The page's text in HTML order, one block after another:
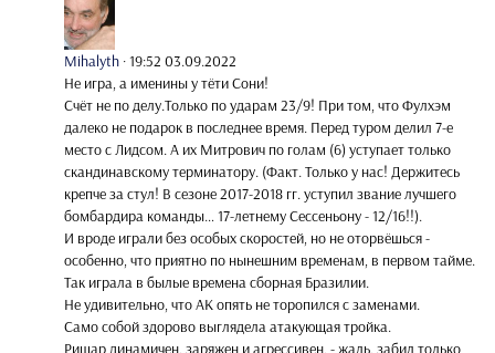
Mihalyth ·19:52 03.09.2022
Не игра, а именины у тёти Сони!
Счёт не по делу.Только по ударам 23/9! При том, что Фулхэм
далеко не подарок в последнее время. Перед туром делил 7-е
место с Лидсом. А их Митрович по голам (6) уступает только
скандинавскому терминатору. (Факт. Только у нас! Держитесь
крепче за стул! В сезоне 2017-2018 гг. уступил звание лучшего
бомбардира команды… 17-летнему Сессеньону - 12/16!!).
И вроде играли без особых скоростей, но не оторвёшься -
особенно, что приятно по нынешним временам, в первом тайме.
Так играла в былые времена сборная Бразилии.
Не удивительно, что АК опять не торопился с заменами.
Само собой здорово выглядела атакующая тройка.
Ришар динамичен, заряжен и агрессивен, - жаль, забил только